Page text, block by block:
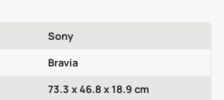
Sony
Bravia
73.3 x 46.8 x 18.9 cm